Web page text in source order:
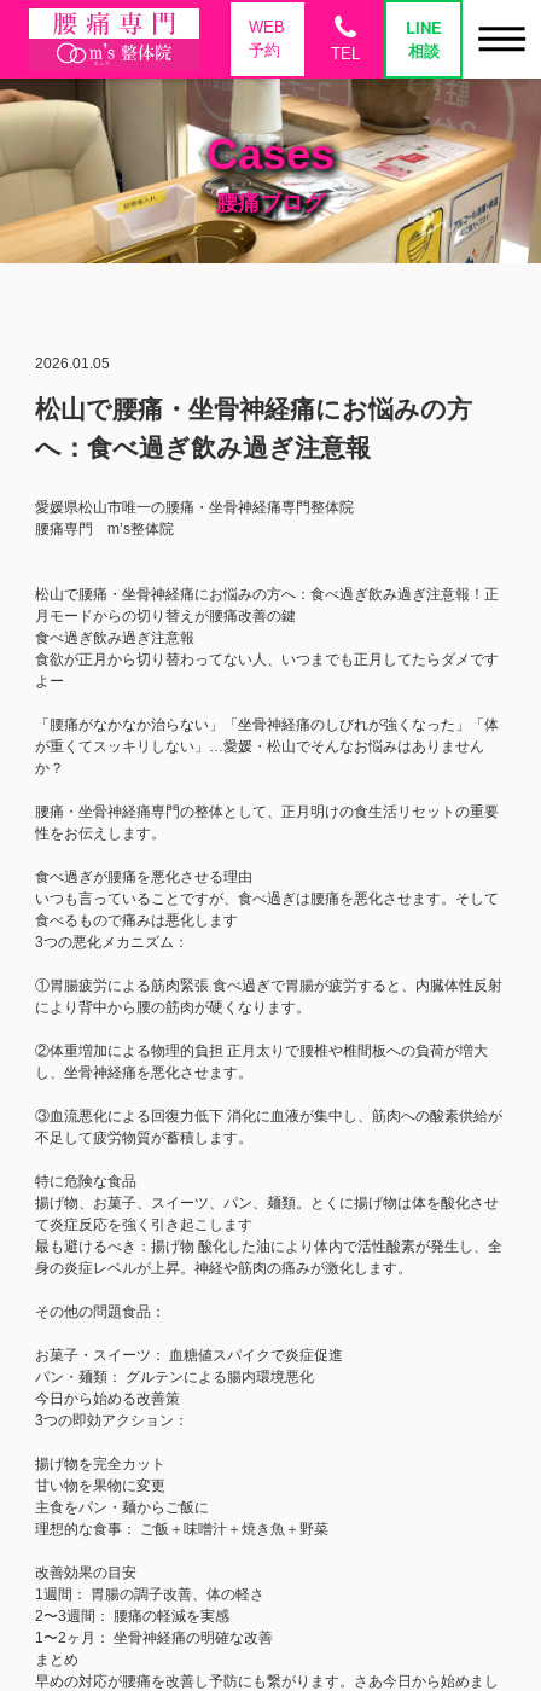
WEB
予約
phone
TEL
LINE
相談
Cases
腰痛ブログ
2026.01.05
松山で腰痛・坐骨神経痛にお悩みの方
へ：食べ過ぎ飲み過ぎ注意報
愛媛県松山市唯一の腰痛・坐骨神経痛専門整体院
腰痛専門 m’s整体院
松山で腰痛・坐骨神経痛にお悩みの方へ：食べ過ぎ飲み過ぎ注意報！正
月モードからの切り替えが腰痛改善の鍵
食べ過ぎ飲み過ぎ注意報
食欲が正月から切り替わってない人、いつまでも正月してたらダメです
よー
「腰痛がなかなか治らない」「坐骨神経痛のしびれが強くなった」「体
が重くてスッキリしない」…愛媛・松山でそんなお悩みはありません
か？
腰痛・坐骨神経痛専門の整体として、正月明けの食生活リセットの重要
性をお伝えします。
食べ過ぎが腰痛を悪化させる理由
いつも言っていることですが、食べ過ぎは腰痛を悪化させます。そして
食べるもので痛みは悪化します
3つの悪化メカニズム：
①胃腸疲労による筋肉緊張 食べ過ぎで胃腸が疲労すると、内臓体性反射
により背中から腰の筋肉が硬くなります。
②体重増加による物理的負担 正月太りで腰椎や椎間板への負荷が増大
し、坐骨神経痛を悪化させます。
③血流悪化による回復力低下 消化に血液が集中し、筋肉への酸素供給が
不足して疲労物質が蓄積します。
特に危険な食品
揚げ物、お菓子、スイーツ、パン、麺類。とくに揚げ物は体を酸化させ
て炎症反応を強く引き起こします
最も避けるべき：揚げ物 酸化した油により体内で活性酸素が発生し、全
身の炎症レベルが上昇。神経や筋肉の痛みが激化します。
その他の問題食品：
お菓子・スイーツ： 血糖値スパイクで炎症促進
パン・麺類： グルテンによる腸内環境悪化
今日から始める改善策
3つの即効アクション：
揚げ物を完全カット
甘い物を果物に変更
主食をパン・麺からご飯に
理想的な食事： ご飯＋味噌汁＋焼き魚＋野菜
改善効果の目安
1週間： 胃腸の調子改善、体の軽さ
2〜3週間： 腰痛の軽減を実感
1〜2ヶ月： 坐骨神経痛の明確な改善
まとめ
早めの対応が腰痛を改善し予防にも繋がります。さあ今日から始めまし